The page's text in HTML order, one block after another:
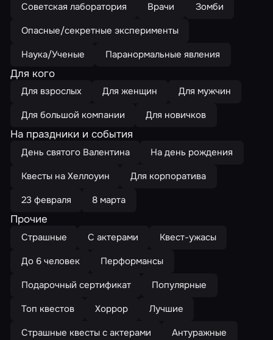
Советская лаборатория
Врачи
Зомби
Опасные/секретные эксперименты
Наука/Ученые
Паранормальные явления
Для кого
Для взрослых Для женщин
Для мужчин
Для большой компании
Для новичков
На праздники и события
День святого Валентина
На день рождения
Квесты на Хеллоуин
Для корпоратива
23 февраля
8 марта
Прочие
Страшные С актерами
Квест-ужасы
До 6 человек
Перформансы
Подарочный сертификат
Популярные
Топ квестов
Хоррор
Лучшие
Страшные квесты с актерами
Антуражные